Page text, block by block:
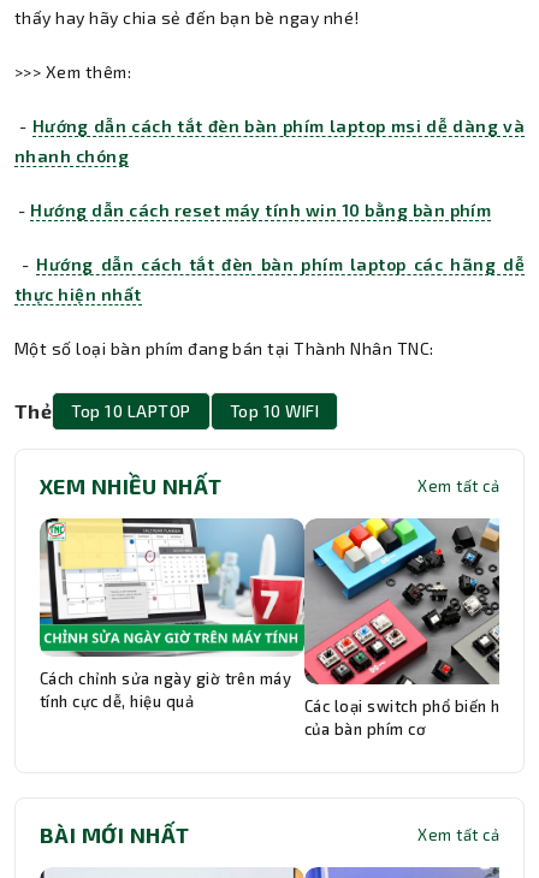
thấy hay hãy chia sẻ đến bạn bè ngay nhé!
>>> Xem thêm:
- Hướng dẫn cách tắt đèn bàn phím laptop msi dễ dàng và
nhanh chóng
- Hướng dẫn cách reset máy tính win 10 bằng bàn phím
- Hướng dẫn cách tắt đèn bàn phím laptop các hãng dễ
thực hiện nhất
Một số loại bàn phím đang bán tại Thành Nhân TNC:
Thẻ Top 10 LAPTOP Top 10 WIFI
XEM NHIỀU NHẤT Xem tất cả
Cách chỉnh sửa ngày giờ trên máy
tính cực dễ, hiệu quả
Các loại switch phổ biến hiện
của bàn phím cơ
BÀI MỚI NHẤT Xem tất cả